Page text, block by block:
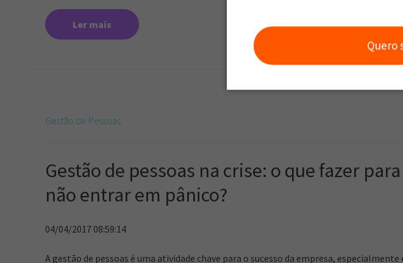
Quero
Ler mais
Gestão de Pessoas
Gestão de pessoas na crise: o que fazer para
não entrar em pânico?
04/04/2017 08:59:14
A gestão de pessoas é uma atividade chave para o sucesso da empresa, especialmente